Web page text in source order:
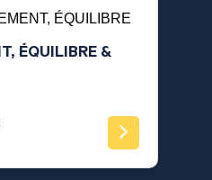
ÉQUILIBRE
ÉQUILIBRE &